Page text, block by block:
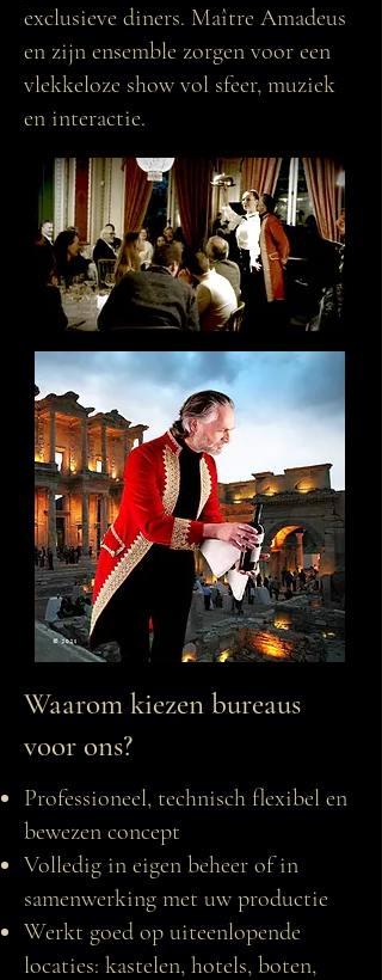
exclusieve diners. Maître Amadeus
en zijn ensemble zorgen voor een
vlekkeloze show vol sfeer, muziek
en interactie.
Waarom kiezen bureaus
voor ons?
Professioneel, technisch flexibel en
bewezen concept
Volledig in eigen beheer of in
samenwerking met uw productie
Werkt goed op uiteenlopende
locaties: kastelen, hotels, boten,